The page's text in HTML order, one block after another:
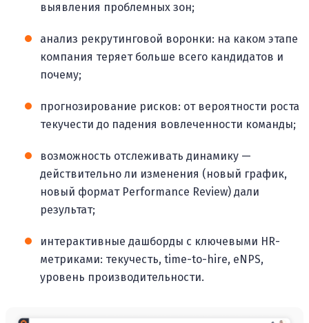
выявления проблемных зон;
анализ рекрутинговой воронки: на каком этапе
компания теряет больше всего кандидатов и
почему;
прогнозирование рисков: от вероятности роста
текучести до падения вовлеченности команды;
возможность отслеживать динамику —
действительно ли изменения (новый график,
новый формат Performance Review) дали
результат;
интерактивные дашборды с ключевыми HR-
метриками: текучесть, time-to-hire, eNPS,
уровень производительности.